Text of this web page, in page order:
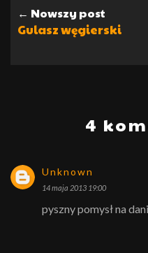
← Nowszy post
Gulasz węgierski
4
Unknown
14 maja 2013 19:00
pyszny pomysł na